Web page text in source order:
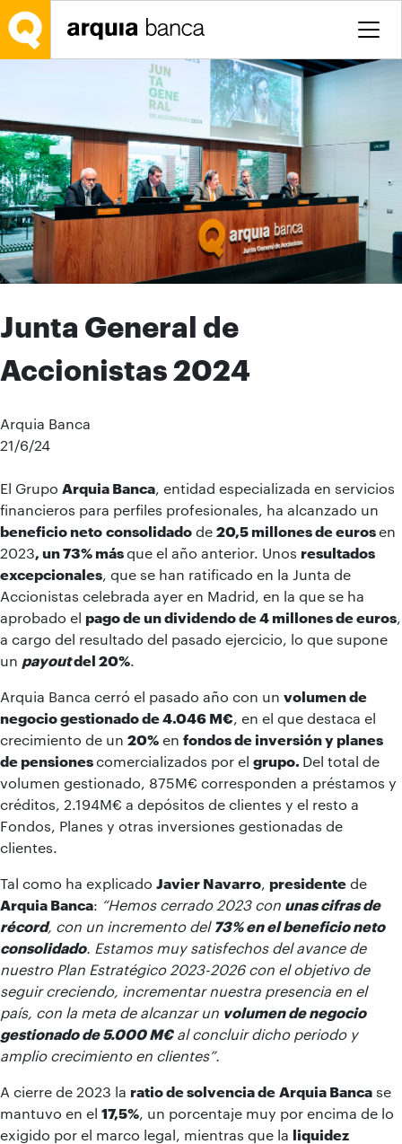
Saltar al contenido principal
Junta General de
Accionistas 2024
Arquia Banca
21/6/24
El Grupo Arquia Banca , entidad especializada en servicios
financieros para perfiles profesionales, ha alcanzado un
beneficio neto consolidado de 20,5 millonesde eurosen
2023, un 73% másque el año anterior. Unos resultados
excepcionales , que se han ratificado en la Junta de
Accionistas celebrada ayer en Madrid, en la que se ha
aprobado el pago de un dividendode 4 millones de euros
a cargo del resultado del pasado ejercicio, lo que supone
un payoutdel 20%
Arquia Banca cerró el pasado año con un volumen de
negocio gestionado de4.046 M€ , en el que destaca el
crecimiento de un 20% en fondos de inversión y planes
de pensionescomercializados por el grupo. Del total de
volumen gestionado, 875M€ corresponden a préstamos y
créditos, 2.194M€ a depósitos de clientes y el resto a
Fondos, Planes y otras inversiones gestionadas de
clientes.
Tal como ha explicado Javier Navarro presidente de
Arquia Banca: “Hemos cerrado 2023 con unas cifras de
récord, con un incremento del 73% en el beneficio neto
consolidado. Estamos muy satisfechos del avance de
nuestro Plan Estratégico 2023-2026 con el objetivo de
seguir creciendo, incrementar nuestra presencia en el
país, con la meta de alcanzar un volumen de negocio
gestionado de 5.000 M€al concluir dicho periodo y
amplio crecimiento en clientes”.
A cierre de 2023 la ratio de solvencia de Arquia Banca se
mantuvo en el 17,5% , un porcentaje muy por encima de lo
exigido por el marco legal, mientras que la liquidez